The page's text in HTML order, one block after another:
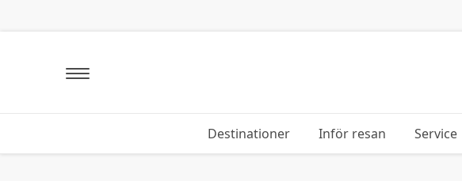
Destinationer Inför resan Service